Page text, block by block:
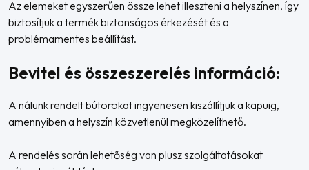
Az elemeket egyszerűen össze lehet illeszteni a helyszínen, így
biztosítjuk a termék biztonságos érkezését és a
problémamentes beállítást.
Bevitel és összeszerelés információ:
A nálunk rendelt bútorokat ingyenesen kiszállítjuk a kapuig,
amennyiben a helyszín közvetlenül megközelíthető.
A rendelés során lehetőség van plusz szolgáltatásokat